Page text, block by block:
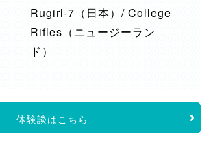
Rugirl-7（日本）/ College
Rifles（ニュージーラン
ド）
体験談はこちら